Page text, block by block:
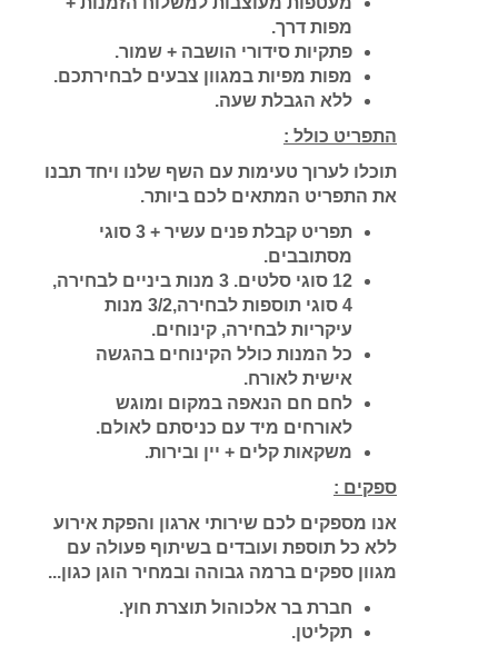
מפות דרך.
פתקיות סידורי הושבה + שמור.
מפות מפיות במגוון צבעים לבחירתכם.
ללא הגבלת שעה.
התפריט כולל :
תוכלו לערוך טעימות עם השף שלנו ויחד תבנו
את התפריט המתאים לכם ביותר.
תפריט קבלת פנים עשיר + 3 סוגי
מסתובבים.
12 סוגי סלטים. 3 מנות ביניים לבחירה,
4 סוגי תוספות לבחירה,2
/
3 מנות
עיקריות לבחירה, קינוחים.
כל המנות כולל הקינוחים בהגשה
אישית לאורח.
לחם חם הנאפה במקום ומוגש
לאורחים מיד עם כניסתם לאולם.
משקאות קלים + יין ובירות.
ספקים :
אנו מספקים לכם שירותי ארגון והפקת אירוע
ללא כל תוספת ועובדים בשיתוף פעולה עם
מגוון ספקים ברמה גבוהה ובמחיר הוגן כגון...
חברת בר אלכוהול תוצרת חוץ.
תקליטן.